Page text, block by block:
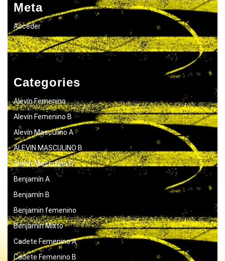
Meta
Acceder
Categories
Alevín Femenino
Alevín Femenino B
Alevín Masculino A
ALEVIN MASCULINO B
Alevín Masculino C
Benjamín A
Benjamín B
Benjamin femenino
Benjamín Mixto
Cadete Femenino A
Cadete Femenino B